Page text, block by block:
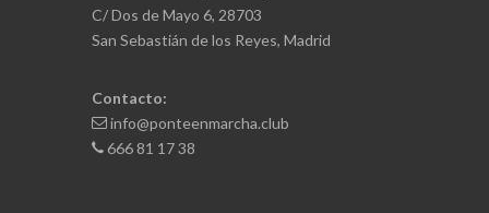
C/ Dos de Mayo 6, 28703
San Sebastián de los Reyes, Madrid
Contacto:
info@ponteenmarcha.club
666 81 17 38